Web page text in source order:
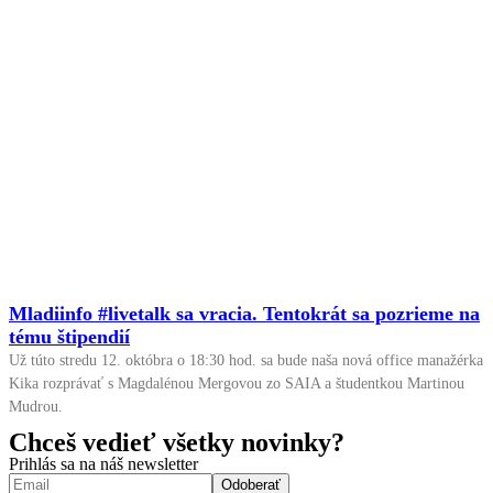
Mladiinfo #livetalk sa vracia. Tentokrát sa pozrieme na
tému štipendií
Už túto stredu 12. októbra o 18:30 hod. sa bude naša nová office manažérka
Kika rozprávať s Magdalénou Mergovou zo SAIA a študentkou Martinou
Mudrou.
Chceš vedieť všetky novinky?
Prihlás sa na náš newsletter